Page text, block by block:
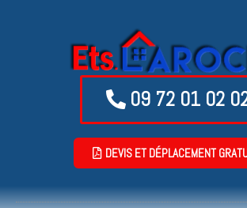
09 72 01 02
DEVIS ET DÉPLACEMENT